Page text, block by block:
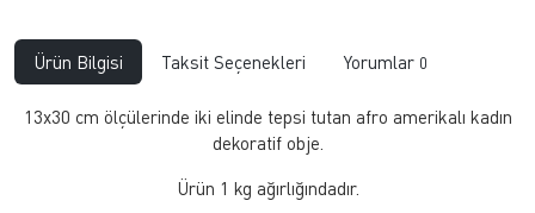
Ürün Bilgisi Taksit Seçenekleri Yorumlar 0
13x30 cm ölçülerinde iki elinde tepsi tutan afro amerikalı kadın
dekoratif obje.
Ürün 1 kg ağırlığındadır.